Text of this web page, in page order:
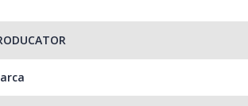
Senzor LiDAR.